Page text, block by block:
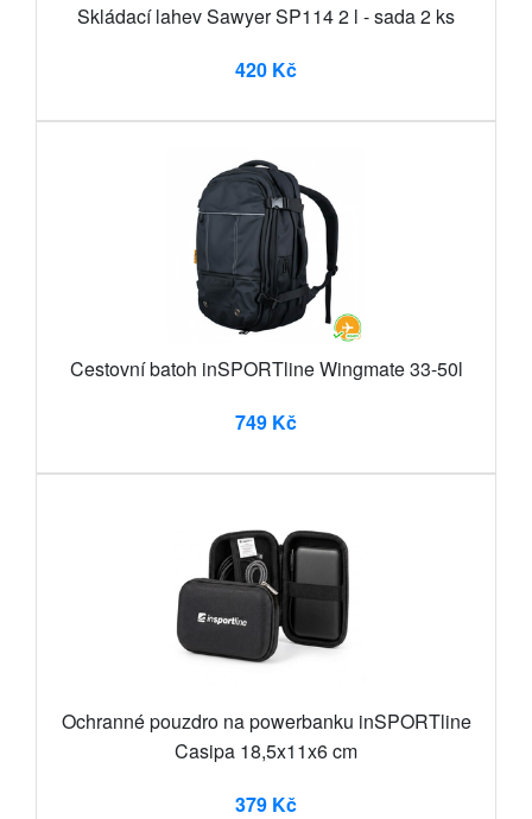
Skládací lahev Sawyer SP114 2 l - sada 2 ks
420 Kč
Cestovní batoh inSPORTline Wingmate 33-50l
749 Kč
Ochranné pouzdro na powerbanku inSPORTline
Casipa 18,5x11x6 cm
379 Kč